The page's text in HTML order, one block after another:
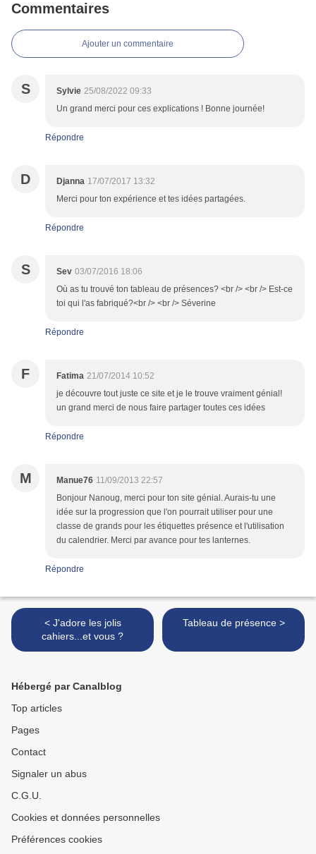
Commentaires
Ajouter un commentaire
S Sylvie 25/08/2022 09:33
Un grand merci pour ces explications ! Bonne journée!
Répondre
D Djanna 17/07/2017 13:32
Merci pour ton expérience et tes idées partagées.
Répondre
S Sev 03/07/2016 18:06
Où as tu trouvé ton tableau de présences? <br /> <br /> Est-ce
toi qui l'as fabriqué?<br /> <br /> Séverine
Répondre
F Fatima 21/07/2014 10:52
je découvre tout juste ce site et je le trouve vraiment génial!
un grand merci de nous faire partager toutes ces idées
Répondre
M Manue76 11/09/2013 22:57
Bonjour Nanoug, merci pour ton site génial. Aurais-tu une
idée sur la progression que l'on pourrait utiliser pour une
classe de grands pour les étiquettes présence et l'utilisation
du calendrier. Merci par avance pour tes lanternes.
Répondre
< J'adore les jolis
cahiers...et vous ?
Tableau de présence >
Hébergé par Canalblog
Top articles
Pages
Contact
Signaler un abus
C.G.U.
Cookies et données personnelles
Préférences cookies